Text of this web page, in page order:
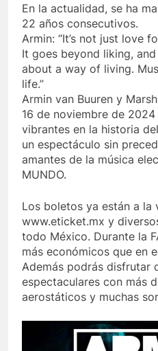
En la actualidad, se ha
22 años consecutivos.
Armin: “It’s not just love
It goes beyond liking, and
about a way of living.
life.”
Armin van Buuren y
16 de noviembre de
vibrantes en la historia
un espectáculo sin
amantes de la música
MUNDO.
Los boletos ya están a la
www.eticket.mx y
todo México. Durante la
más económicos que en
Además podrás disfrutar
espectaculares con más
aerostáticos y muchas